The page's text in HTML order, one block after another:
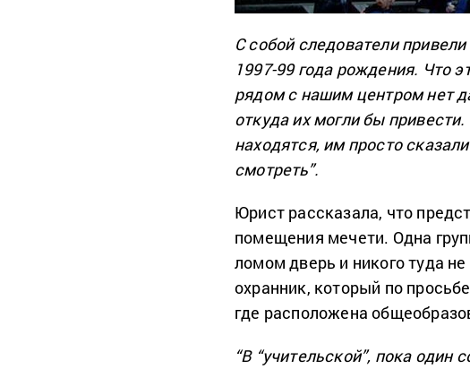
С собой следователи
1997-99 года рождения. Что
рядом с нашим центром нет
откуда их могли бы
находятся, им просто
смотреть”.
Юрист рассказала, что
помещения мечети. Одна
ломом дверь и никого туда
охранник, который по
где расположена
“В “учительской”, пока один